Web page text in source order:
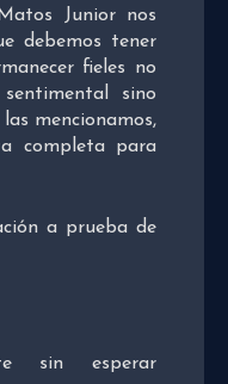
Junior nos
debemos tener
fieles no
sino
mencionamos,
completa para
a prueba de
sin esperar